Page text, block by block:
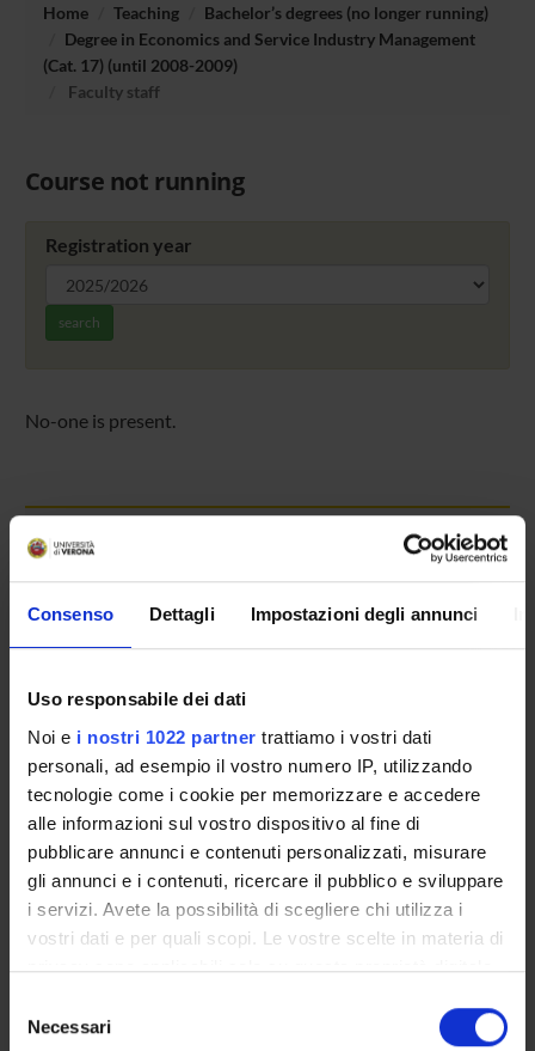
Consenso Dettagli Impostazioni degli annunci
Uso responsabile dei dati
Noi e i nostri 1022 partner trattiamo i vostri dati
personali, ad esempio il vostro numero IP, utilizzando
tecnologie come i cookie per memorizzare e accedere
alle informazioni sul vostro dispositivo al fine di
pubblicare annunci e contenuti personalizzati, misurare
gli annunci e i contenuti, ricercare il pubblico e sviluppare
i servizi. Avete la possibilità di scegliere chi utilizza i
vostri dati e per quali scopi. Le vostre scelte in materia di
privacy sono applicabili solo su questa proprietà digitale
modificare o revocare il proprio consenso in qualsiasi
delNecessari
Home Teaching
Bachelor’s degrees (no longer running)
Degree in Economics and Service Industry Management
(Cat. 17) (until 2008-2009)
Faculty staff
Course not running
Registration year
search
No-one is present.
Enrolment Policy
Academic Calendar
Lesson timetable
Thesis and internship proposals
Governing bodies
Faculty staff
Tutoraggio
Student Career Management
Scholarships and Grants
Housing service